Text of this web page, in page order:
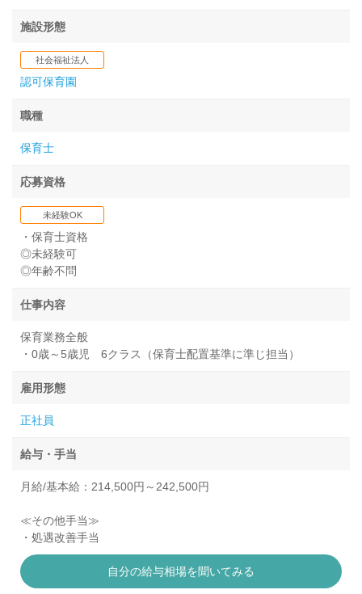
施設形態
社会福祉法人
認可保育園
職種
保育士
応募資格
未経験OK
・保育士資格
◎未経験可
◎年齢不問
仕事内容
保育業務全般
・0歳～5歳児 6クラス（保育士配置基準に準じ担当）
雇用形態
正社員
給与・手当
月給/基本給：214,500円～242,500円
≪その他手当≫
・処遇改善手当
自分の給与相場を聞いてみる